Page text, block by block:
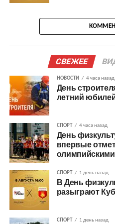
СВЕЖЕЕ
НОВОСТИ 4 часа назад
День
летний
СПОРТ 4 часа назад
День
впервые
СПОРТ 1 день назад
В День
разыграют
СПОРТ 1 день назад